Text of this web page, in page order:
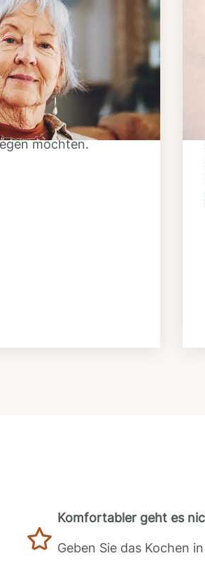
das Essen
geliefert werden
Tiefkühl-Vorrat
möchten.
Komfortabler geht es
Geben Sie das Kochen